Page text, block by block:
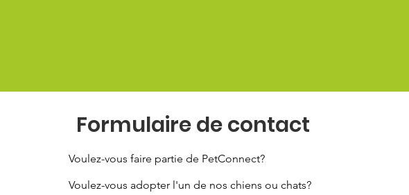
Formulaire de contact
Voulez-vous faire partie de PetConnect?
Voulez-vous adopter l'un de nos chiens ou chats?